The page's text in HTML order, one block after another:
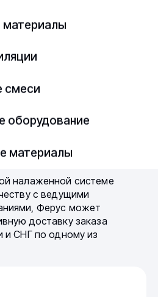
смеси
оборудование
материалы
— одно из
налаженной системе
с ведущими
Ферус может
доставку заказа
и СНГ по одному из